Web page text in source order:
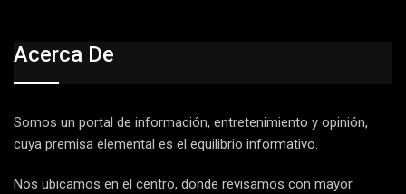
Acerca De
Somos un portal de información, entretenimiento y opinión,
cuya premisa elemental es el equilibrio informativo.
Nos ubicamos en el centro, donde revisamos con mayor